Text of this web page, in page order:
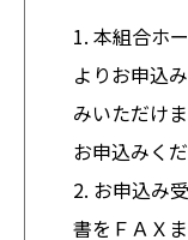
1. 本組合ホ
よりお申込
みいただけ
お申込みくだ
2. お申込み
書をＦＡＸ